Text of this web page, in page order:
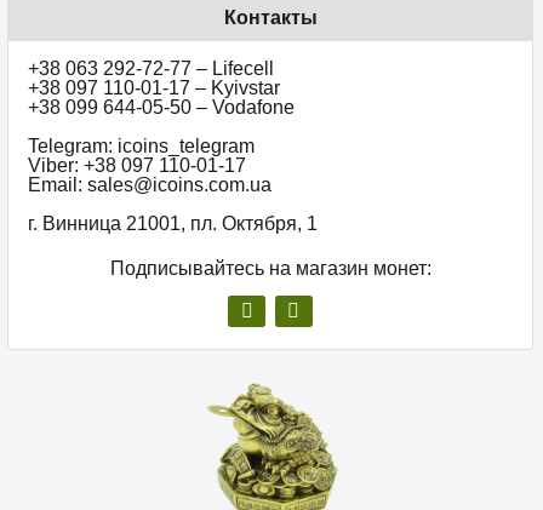
Контакты
+38 063 292-72-77 – Lifecell
+38 097 110-01-17 – Kyivstar
+38 099 644-05-50 – Vodafone
Telegram: icoins_telegram
Viber: +38 097 110-01-17
Email: sales@icoins.com.ua
г. Винница 21001, пл. Октября, 1
Подписывайтесь на магазин монет: